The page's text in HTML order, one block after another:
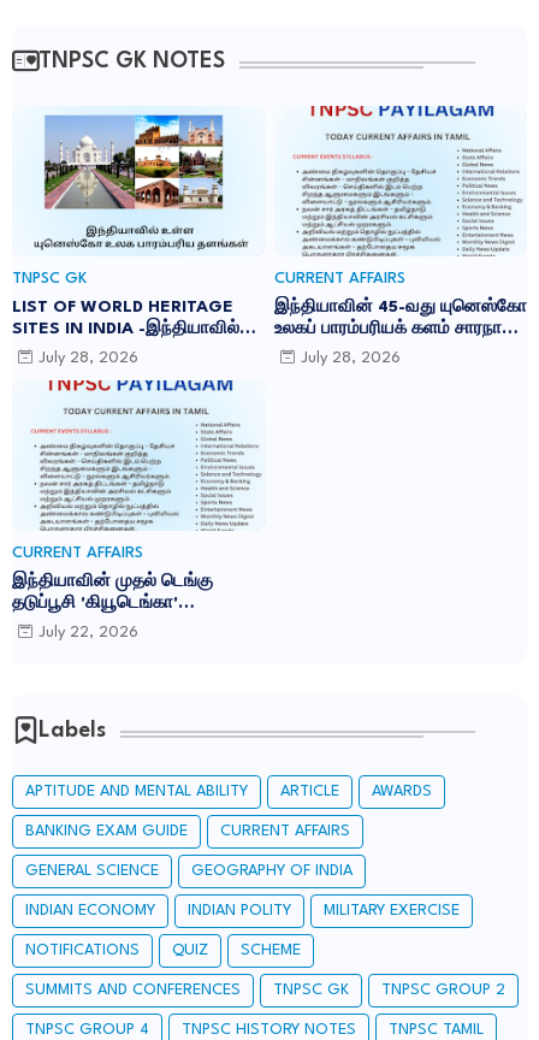
TNPSC GK NOTES
TNPSC GK
LIST OF WORLD HERITAGE
SITES IN INDIA -இந்தியாவில்
உள்ள 45 யுனெஸ்கோ உலக
பாரம்பரிய தளங்கள்:
July 28, 2026
CURRENT AFFAIRS
இந்தியாவின் 45-வது யுனெஸ்கோ
உலகப் பாரம்பரியக் களம் சாரநாத்:
TNPSC CURRENT AFFAIRS IN
TAMIL JULY 2026
July 28, 2026
CURRENT AFFAIRS
இந்தியாவின் முதல் டெங்கு
தடுப்பூசி 'கியூடெங்கா'
(Qdenga): TNPSC CURRENT
AFFAIRS IN TAMIL JULY 2026
July 22, 2026
Labels
APTITUDE AND MENTAL ABILITY ARTICLE AWARDS
BANKING EXAM GUIDE CURRENT AFFAIRS
GENERAL SCIENCE GEOGRAPHY OF INDIA
INDIAN ECONOMY INDIAN POLITY MILITARY EXERCISE
NOTIFICATIONS QUIZ SCHEME
SUMMITS AND CONFERENCES TNPSC GK TNPSC GROUP 2
TNPSC GROUP 4 TNPSC HISTORY NOTES TNPSC TAMIL